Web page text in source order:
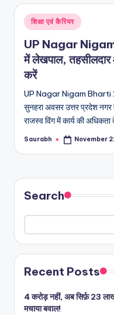
और
विश्व
Posted
in
शिक्षा एवं कैरियर
UP Nagar
में लेखपाल,
करें
UP Nagar Nigam Bharti
सुनहरा अवसर उत्तर प्रदेश
राजस्व विंग में कार्य की अधिकता
Posted
Saurabh November
Search
Recent Posts
4 करोड़ नहीं, अब सिर्फ़ 23
मचाया बवाल!